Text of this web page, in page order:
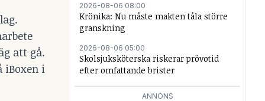
att gå.
iBoxen i
2026-08-06 08:00
Krönika: Nu måste makten tåla större
granskning
2026-08-06 05:00
Skolsjuksköterska riskerar prövotid
efter omfattande brister
ANNONS